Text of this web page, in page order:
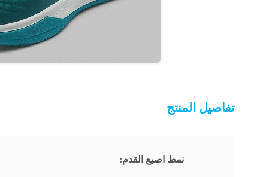
تفاصيل المنتج
نمط اصبع القدم: